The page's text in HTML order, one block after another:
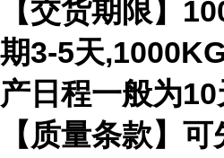
【交货期限】
期3-5天
产日程一般为
【质量条款】